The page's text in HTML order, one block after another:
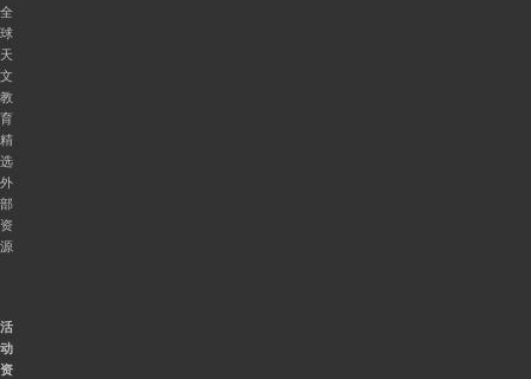
全
球
天
文
教
育
精
选
外
部
资
源
活
动
资